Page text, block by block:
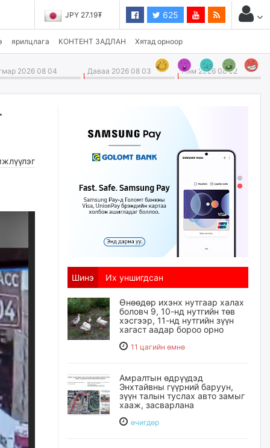
JPY 27.19₮ 625
ярилцлага КОНТЕНТ ЗАДЛАН Хятад орноор
2026 08 04 Даваа 2026 08 03 Ням 2026 08 02
Шинэ Их уншигдсан
Өнөөдөр ихэнх нутгаар халах
боловч 9, 10-нд нутгийн төв
хэсгээр, 11-нд нутгийн зүүн
хагаст аадар бороо орно
11 цагийн өмнө
Амралтын өдрүүдэд
Энхтайвны гүүрний баруун,
зүүн талын туслах авто замыг
хааж, засварлана
өчигдѳр